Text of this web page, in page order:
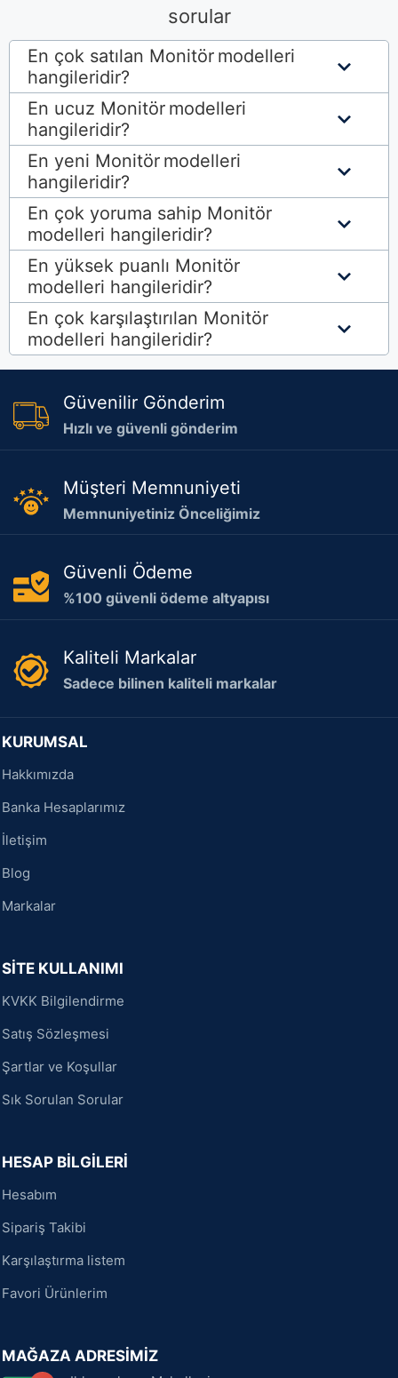
sorular
En çok satılan Monitör modelleri
hangileridir?
En ucuz Monitör modelleri
hangileridir?
En yeni Monitör modelleri
hangileridir?
En çok yoruma sahip Monitör
modelleri hangileridir?
En yüksek puanlı Monitör
modelleri hangileridir?
En çok karşılaştırılan Monitör
modelleri hangileridir?
Güvenilir Gönderim
Hızlı ve güvenli gönderim
Müşteri Memnuniyeti
Memnuniyetiniz Önceliğimiz
Güvenli Ödeme
%100 güvenli ödeme altyapısı
Kaliteli Markalar
Sadece bilinen kaliteli markalar
KURUMSAL
Hakkımızda
Banka Hesaplarımız
İletişim
Blog
Markalar
SİTE KULLANIMI
KVKK Bilgilendirme
Satış Sözleşmesi
Şartlar ve Koşullar
Sık Sorulan Sorular
HESAP BİLGİLERİ
Hesabım
Sipariş Takibi
Karşılaştırma listem
Favori Ürünlerim
MAĞAZA ADRESİMİZ